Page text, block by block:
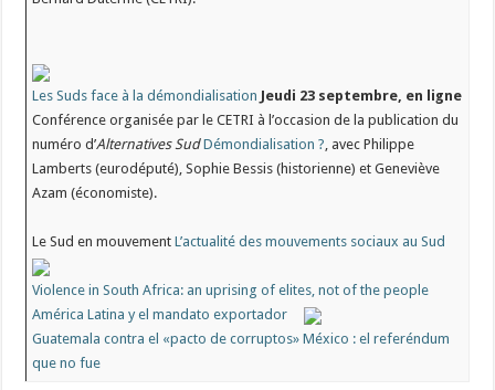
Les Suds face à la démondialisation Jeudi 23 septembre, en ligne
Conférence organisée par le CETRI à l’occasion de la publication du
numéro d’Alternatives Sud Démondialisation ?, avec Philippe
Lamberts (eurodéputé), Sophie Bessis (historienne) et Geneviève
Azam (économiste).
Le Sud en mouvementL’actualité des mouvements sociaux au Sud
Violence in South Africa: an uprising of elites, not of the people
América Latina y el mandato exportador
Guatemala contra el «pacto de corruptos» México : el referéndum
que no fue